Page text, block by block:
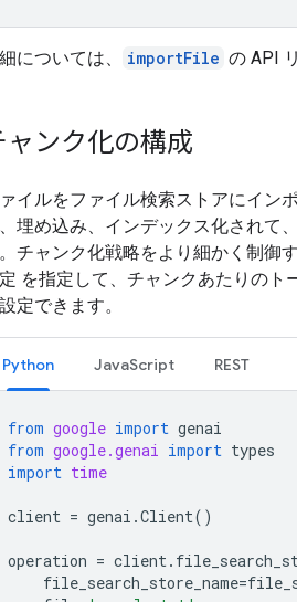
については、 importFile の API
ャンク化の構成
イルをファイル検索ストアにイン
埋め込み、インデックス化されて
チャンク化戦略をより細かく制御
を指定して、チャンクあたりのト
定できます。
Python JavaScript REST
from google import genai
from google.genai import types
import time
client = genai .Client()
operation = client.
file_search_store_name=